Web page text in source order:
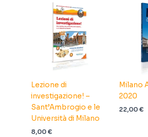
Lezione di
investigazione! –
Sant’Ambrogio e le
Università di Milano
8,00€
Milano
2020
22,00€